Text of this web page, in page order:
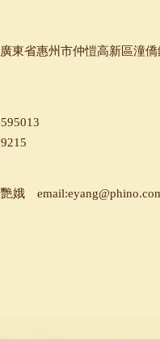
省惠州市仲愷高新區潼
娥